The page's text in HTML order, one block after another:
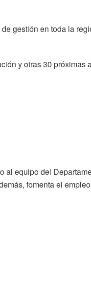
gestión en toda la
y otras 30 próximas
al equipo del
fomenta el